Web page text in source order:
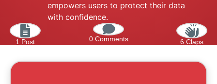
empowers users to protect their data
with confidence.
1 Post 0 Comments 6 Claps